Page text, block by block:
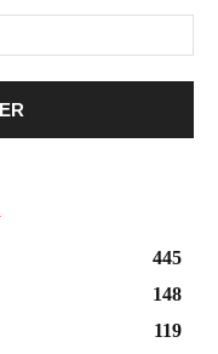
445
148
119